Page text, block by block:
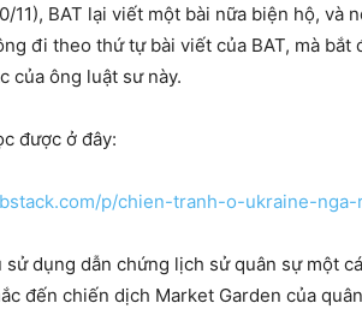
11), BAT lại viết một bài nữa biện hộ,
đi theo thứ tự bài viết của BAT, mà
của ông luật sư này.
được ở đây:
p/chien-tranh-o-ukraine-
sử dụng dẫn chứng lịch sử quân sự một
đến chiến dịch Market Garden của